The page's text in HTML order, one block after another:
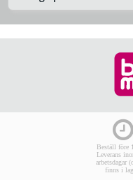
Beställ före
Leverans
arbetsdagar
finns i